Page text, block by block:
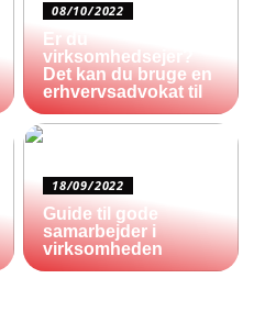
08/10/2022
Er du
virksomhedsejer?
Det kan du bruge en
erhvervsadvokat til
18/09/2022
Guide til gode
samarbejder i
virksomheden